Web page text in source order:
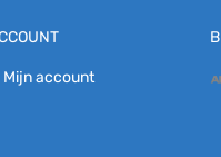
Mijn account